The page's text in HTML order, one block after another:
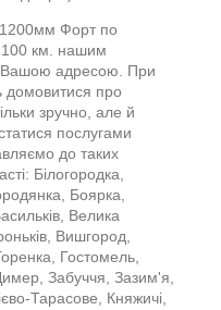
1200мм Форт по
100 км. нашим
Вашою адресою. При
домовитися про
зручно, але й
послугами
до таких
Білогородка,
Боярка,
Велика
Вишгород,
Гостомель,
Забуччя, Зазим'я,
Тарасове, Княжичі,